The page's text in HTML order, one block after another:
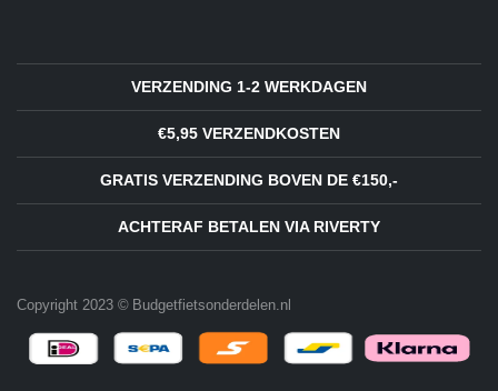
VERZENDING 1-2 WERKDAGEN
€5,95 VERZENDKOSTEN
GRATIS VERZENDING BOVEN DE €150,-
ACHTERAF BETALEN VIA RIVERTY
Copyright 2023 © Budgetfietsonderdelen.nl